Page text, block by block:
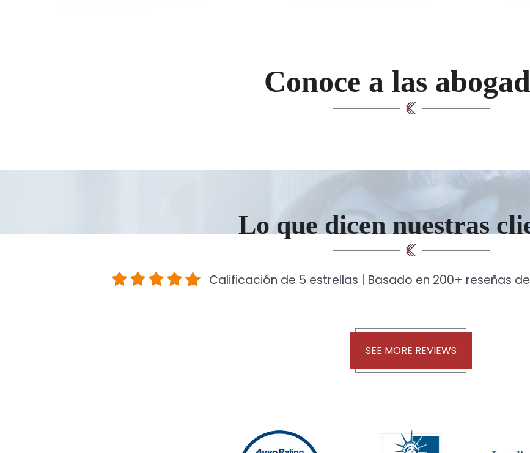
Conoce a las
Lo que dicen nuestras
Calificación de 5 estrellas | Basado en 200+ reseñas
SEE MORE REVIEWS